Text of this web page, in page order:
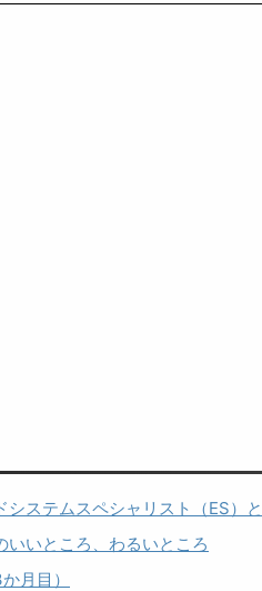
ステムスペシャリスト（ES）
いいところ、わるいところ
月目）